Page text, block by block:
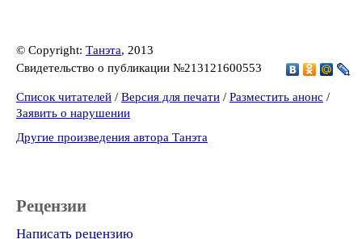
© Copyright: Танэта, 2013
Свидетельство о публикации №213121600553
Список читателей / Версия для печати / Разместить анонс /
Заявить о нарушении
Другие произведения автора Танэта
Рецензии
Написать рецензию